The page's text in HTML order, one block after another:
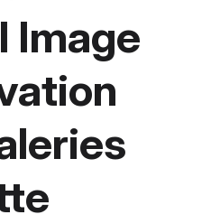
Image